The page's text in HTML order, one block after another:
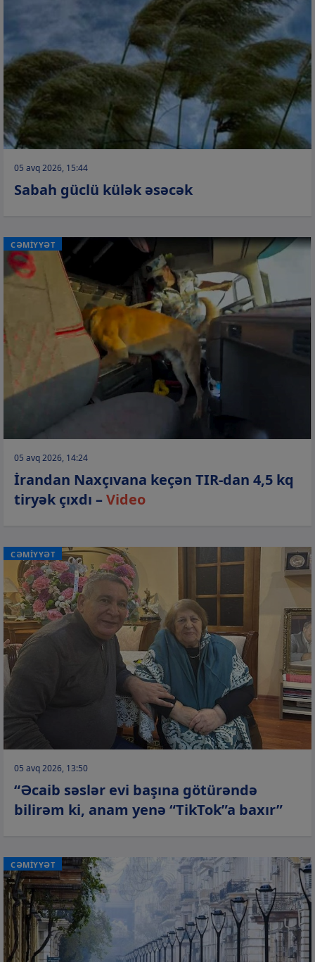
05 avq 2026, 15:44
Sabah güclü külək əsəcək
CƏMİYYƏT
05 avq 2026, 14:24
İrandan Naxçıvana keçən TIR-dan 4,5 kq
tiryək çıxdı –Video
CƏMİYYƏT
05 avq 2026, 13:50
“Əcaib səslər evi başına götürəndə
bilirəm ki, anam yenə “TikTok”a baxır”
CƏMİYYƏT